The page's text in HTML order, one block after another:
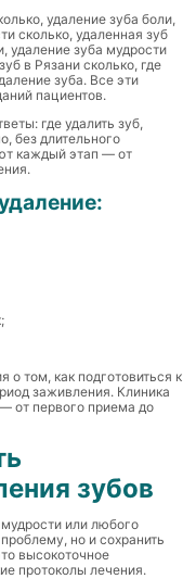
удаление зуба боли,
сколько, удаленная зуб
удаление зуба мудрости
в Рязани сколько, где
зуба. Все эти
пациентов.
где удалить зуб,
без длительного
каждый этап — от
том, как подготовиться к
заживления. Клиника
от первого приема до
зубов
мудрости или любого
но и сохранить
высокоточное
протоколы лечения.